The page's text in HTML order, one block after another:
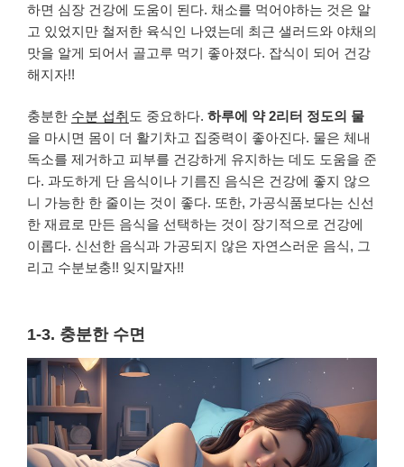
하면 심장 건강에 도움이 된다. 채소를 먹어야하는 것은 알
고 있었지만 철저한 육식인 나였는데 최근 샐러드와 야채의
맛을 알게 되어서 골고루 먹기 좋아졌다. 잡식이 되어 건강
해지자!!
충분한 수분 섭취 도 중요하다. 하루에 약 2리터 정도의 물
을 마시면 몸이 더 활기차고 집중력이 좋아진다. 물은 체내
독소를 제거하고 피부를 건강하게 유지하는 데도 도움을 준
다. 과도하게 단 음식이나 기름진 음식은 건강에 좋지 않으
니 가능한 한 줄이는 것이 좋다. 또한, 가공식품보다는 신선
한 재료로 만든 음식을 선택하는 것이 장기적으로 건강에
이롭다. 신선한 음식과 가공되지 않은 자연스러운 음식, 그
리고 수분보충!! 잊지말자!!
1-3. 충분한 수면